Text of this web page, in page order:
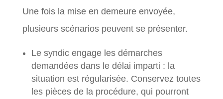
Une fois la mise en demeure envoyée,
plusieurs scénarios peuvent se présenter.
Le syndic engage les démarches
demandées dans le délai imparti : la
situation est régularisée. Conservez toutes
les pièces de la procédure, qui pourront